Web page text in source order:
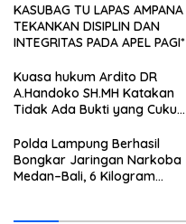
KASUBAG TU LAPAS AMPANA
TEKANKAN DISIPLIN DAN
INTEGRITAS PADA APEL PAGI*
Kuasa hukum Ardito DR
A.Handoko SH.MH Katakan
Tidak Ada Bukti yang Cukup
Polda Lampung Berhasil
Bongkar Jaringan Narkoba
Medan–Bali, 6 Kilogram